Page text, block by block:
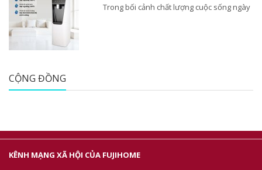
Trong bối cảnh chất lượng cuộc sống ngày
CỘNG ĐỒNG
KÊNH MẠNG XÃ HỘI CỦA FUJIHOME